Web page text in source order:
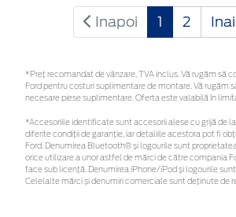
Inapoi 1 2
*Preţ recomandat de vânzare, TVA inclus. Vă rugăm să
Ford pentru costuri suplimentare de montare. Vă rugăm
necesare piese suplimentare. Oferta este valabilă în
*Accesoriile identificate sunt accesorii alese cu grijă de
diferite condiții de garanție, iar detaliile acestora pot fi
Ford. Denumirea Bluetooth® și logourile sunt
orice utilizare a unor astfel de mărci de către compania
face sub licență. Denumirea iPhone/iPod și logourile
Celelalte mărci și denumiri comerciale sunt deținute de